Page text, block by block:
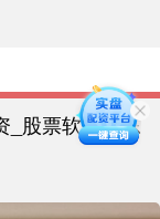
_股票软件鑫东